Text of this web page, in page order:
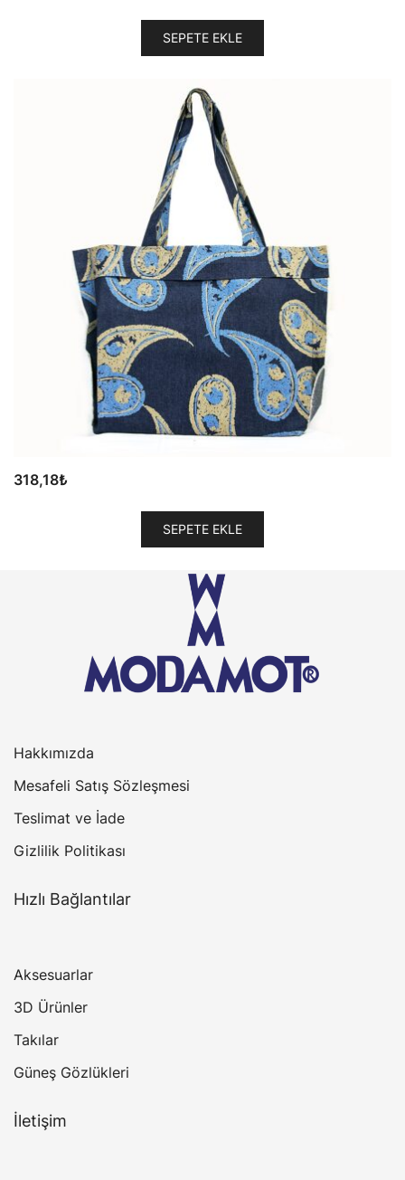
SEPETE EKLE
318,18₺
SEPETE EKLE
Hakkımızda
Mesafeli Satış Sözleşmesi
Teslimat ve İade
Gizlilik Politikası
Hızlı Bağlantılar
Aksesuarlar
3D Ürünler
Takılar
Güneş Gözlükleri
İletişim